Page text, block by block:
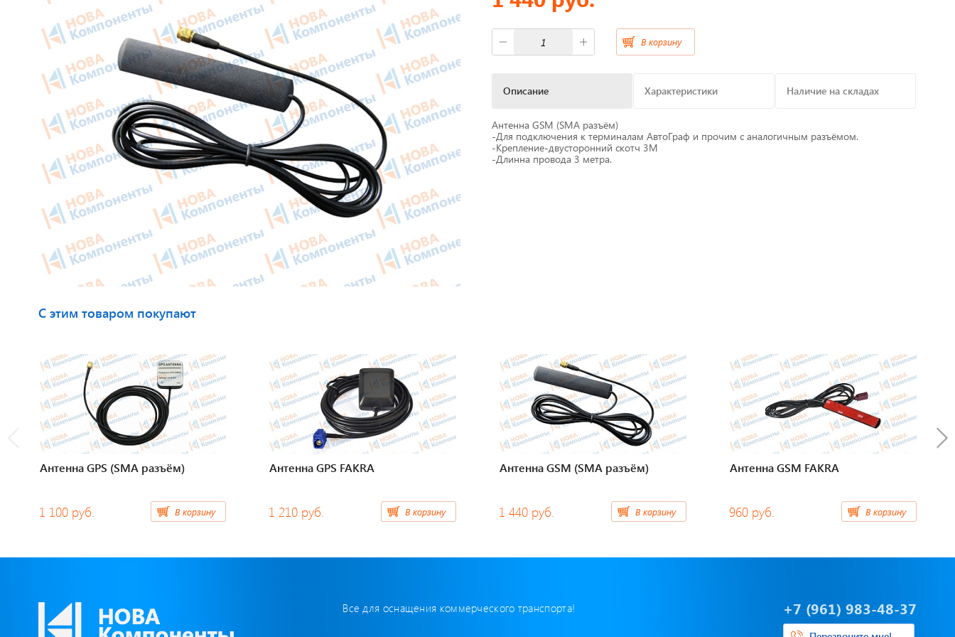
Приборные панели
Распродажа
Видеонаблюдение на транспорте
GPS и ГЛОНАСС трекеры
Датчики уровня топлива
Блоки СКЗИ (НКМ)
Тахографы
Элементы питания
GPS/GSM Антенны
Автоклимат
Датчики скорости
Картриджи для принтеров
этикеток
Короба для тахографов
Бумага для тахографа
В корзину
Описание Характеристики Наличие на складах
Антенна GSM (SMA разъём)
-Для подключения к терминалам АвтоГраф и прочим с аналогичным разъёмом.
-Крепление-двусторонний скотч 3М
-Длинна провода 3 метра.
С этим товаром покупают
Антенна GPS (SMA разъём)
1 100 руб. В корзину
Антенна GPS FAKRA
1 210 руб. В корзину
Антенна GSM (SMA разъём)
1 440 руб. В корзину
Антенна GSM FAKRA
960 руб. В корзину
Все для оснащения коммерческого транспорта! +7 (961) 983-48-37